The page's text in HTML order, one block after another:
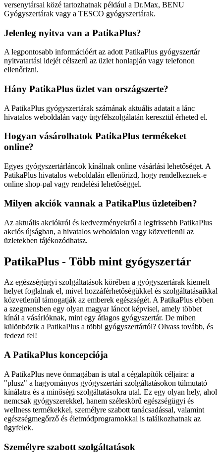
versenytársai közé tartozhatnak például a Dr.Max, BENU
Gyógyszertárak vagy a TESCO gyógyszertárak.
Jelenleg nyitva van a PatikaPlus?
A legpontosabb információért az adott PatikaPlus gyógyszertár
nyitvatartási idejét célszerű az üzlet honlapján vagy telefonon
ellenőrizni.
Hány PatikaPlus üzlet van országszerte?
A PatikaPlus gyógyszertárak számának aktuális adatait a lánc
hivatalos weboldalán vagy ügyfélszolgálatán keresztül érheted el.
Hogyan vásárolhatok PatikaPlus termékeket
online?
Egyes gyógyszertárláncok kínálnak online vásárlási lehetőséget. A
PatikaPlus hivatalos weboldalán ellenőrizd, hogy rendelkeznek-e
online shop-pal vagy rendelési lehetőséggel.
Milyen akciók vannak a PatikaPlus üzleteiben?
Az aktuális akciókról és kedvezményekről a legfrissebb PatikaPlus
akciós újságban, a hivatalos weboldalon vagy közvetlenül az
üzletekben tájékozódhatsz.
PatikaPlus - Több mint gyógyszertár
Az egészségügyi szolgáltatások körében a gyógyszertárak kiemelt
helyet foglalnak el, mivel hozzáférhetőségükkel és szolgáltatásaikkal
közvetlenül támogatják az emberek egészségét. A PatikaPlus ebben
a szegmensben egy olyan magyar láncot képvisel, amely többet
kínál a vásárlóknak, mint egy átlagos gyógyszertár. De miben
különbözik a PatikaPlus a többi gyógyszertártól? Olvass tovább, és
fedezd fel!
A PatikaPlus koncepciója
A PatikaPlus neve önmagában is utal a cégalapítók céljaira: a
"plusz" a hagyományos gyógyszertári szolgáltatásokon túlmutató
kínálatra és a minőségi szolgáltatásokra utal. Ez egy olyan hely, ahol
nemcsak gyógyszerekkel, hanem széleskörű egészségügyi és
wellness termékekkel, személyre szabott tanácsadással, valamint
egészségmegőrző és életmódprogramokkal is találkozhatnak az
ügyfelek.
Személyre szabott szolgáltatások